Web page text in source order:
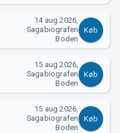
14 aug 2026,
Sagabiografen
Boden
Køb
15 aug 2026,
Sagabiografen
Boden
Køb
15 aug 2026,
Sagabiografen
Boden
Køb